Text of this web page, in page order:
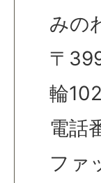
みの
〒
輪
電話
ファ